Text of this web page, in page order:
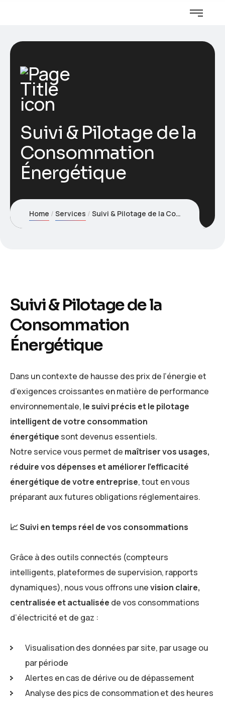
Suivi & Pilotage de la
Consommation
Énergétique
Home Services Suivi & Pilotage de la Consommation Énergétique
Suivi & Pilotage de la
Consommation
Énergétique
Dans un contexte de hausse des prix de l’énergie et
d’exigences croissantes en matière de performance
environnementale, le suivi précis et le pilotage
intelligent de votre consommation
énergétique sont devenus essentiels.
Notre service vous permet de maîtriser vos usages,
réduire vos dépenses et améliorer l’efficacité
énergétique de votre entreprise, tout en vous
préparant aux futures obligations réglementaires.
📈Suivi en temps réel de vos consommations
Grâce à des outils connectés (compteurs
intelligents, plateformes de supervision, rapports
dynamiques), nous vous offrons unevision claire,
centralisée et actualisée de vos consommations
d’électricité et de gaz :
Visualisation des données par site, par usage ou
par période
Alertes en cas de dérive ou de dépassement
Analyse des pics de consommation et des heures